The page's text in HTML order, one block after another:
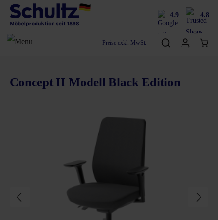
4.9 4.8
Preise exkl. MwSt.
Concept II Modell Black Edition